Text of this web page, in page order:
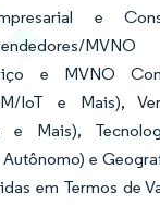
e
e MVNO
IoT e Mais),
e Mais),
e
em Termos de